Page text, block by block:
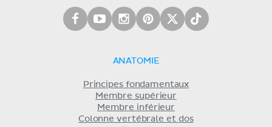
ANATOMIE
Principes fondamentaux
Membre supérieur
Membre inférieur
Colonne vertébrale et dos